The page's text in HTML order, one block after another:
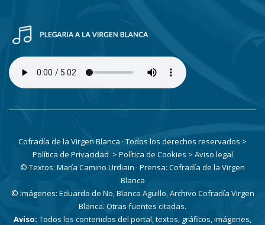
Cofradía de la Virgen Blanca · Todos los derechos reservados >
Política de Privacidad > Política de Cookies > Aviso legal
© Textos: María Camino Urdiain · Prensa: Cofradía de la Virgen
Blanca
© Imágenes: Eduardo de No, Blanca Aguillo, Archivo Cofradía Virgen
Blanca. Otras fuentes citadas.
Aviso: Todos los contenidos del portal, textos, gráficos, imágenes,